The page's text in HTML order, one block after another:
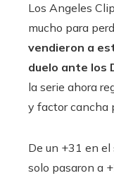
Los Angeles
mucho para
vendieron a
duelo ante los
la serie ahora
y factor cancha
De un +31 en
solo pasaron a